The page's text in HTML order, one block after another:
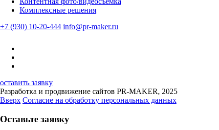
Комплексные решения
+7 (930) 10-20-444 info@pr-maker.ru
оставить заявку
Разработка и продвижение сайтов PR-MAKER, 2025
Вверх Согласие на обработку персональных данных
Оставьте заявку